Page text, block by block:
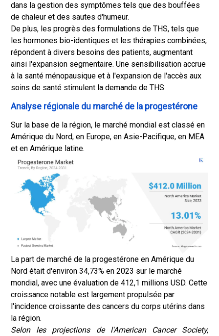
dans la gestion des symptômes tels que des bouffées
de chaleur et des sautes d'humeur.
De plus, les progrès des formulations de THS, tels que
les hormones bio-identiques et les thérapies combinées,
répondent à divers besoins des patients, augmentant
ainsi l'expansion segmentaire. Une sensibilisation accrue
à la santé ménopausique et à l'expansion de l'accès aux
soins de santé stimulent la demande de THS.
Analyse régionale du marché de la progestérone
Sur la base de la région, le marché mondial est classé en
Amérique du Nord, en Europe, en Asie-Pacifique, en MEA
et en Amérique latine.
La part de marché de la progestérone en Amérique du
Nord était d'environ 34,73% en 2023 sur le marché
mondial, avec une évaluation de 412,1 millions USD. Cette
croissance notable est largement propulsée par
l'incidence croissante des cancers du corps utérins dans
la région.
Selon les projections de l'American Cancer Society,